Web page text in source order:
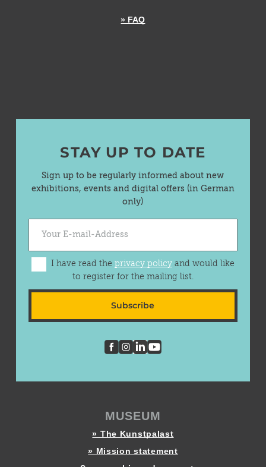
» FAQ
STAY UP TO DATE
Sign up to be regularly informed about new
exhibitions, events and digital offers (in German
only)
I have read the privacy policyand would like
to register for the mailing list.
Subscribe
MUSEUM
» The Kunstpalast
» Mission statement